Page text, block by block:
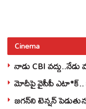
Cinema
నాడు CBI
మోదీపై వైసీపీ ఎటా*క్..
జగన్‌ని టెన్షన్‌